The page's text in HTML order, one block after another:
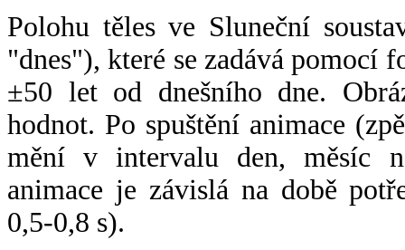
Polohu těles ve Sluneční
"dnes"), které se zadává pomocí
±50 let od dnešního dne.
hodnot. Po spuštění animace
mění v intervalu den, měsíc
animace je závislá na době
0,5-0,8 s).